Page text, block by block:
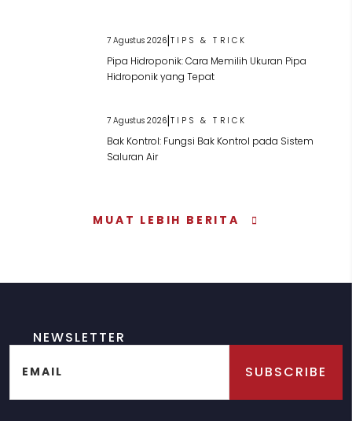
7 Agustus 2026|TIPS & TRICK
Pipa Hidroponik: Cara Memilih Ukuran Pipa
Hidroponik yang Tepat
7 Agustus 2026|TIPS & TRICK
Bak Kontrol: Fungsi Bak Kontrol pada Sistem
Saluran Air
MUAT LEBIH BERITA
NEWSLETTER
EMAIL SUBSCRIBE